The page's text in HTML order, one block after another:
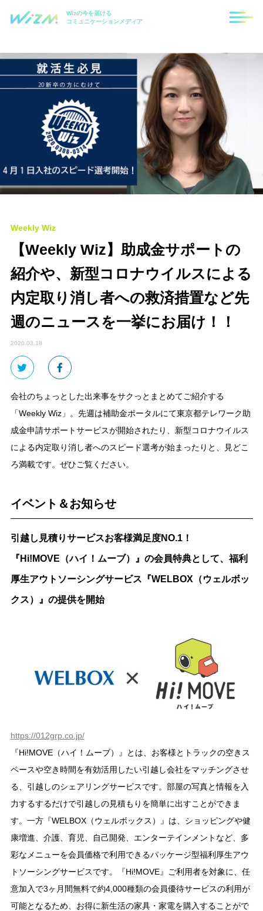
Wizの今を届ける
コミュニケーションメディア
Weekly Wiz
【Weekly Wiz】助成金サポートの
紹介や、新型コロナウイルスによる
内定取り消し者への救済措置など先
週のニュースを一挙にお届け！！
2020.03.18
会社のちょっとした出来事をサクっとまとめてご紹介する
「Weekly Wiz」。先週は補助金ポータルにて東京都テレワーク助
成金申請サポートサービスが開始されたり、新型コロナウイルス
による内定取り消し者へのスピード選考が始まったりと、見どこ
ろ満載です。ぜひご覧ください。
イベント＆お知らせ
引越し見積りサービスお客様満足度NO.1！
『Hi!MOVE（ハイ！ムーブ）』の会員特典として、福利
厚生アウトソーシングサービス『WELBOX（ウェルボッ
クス）』の提供を開始
https://012grp.co.jp/
『Hi!MOVE（ハイ！ムーブ）』とは、お客様とトラックの空きス
ペースや空き時間を有効活用したい引越し会社をマッチングさせ
る、引越しのシェアリングサービスです。部屋の写真と情報を入
力するするだけで引越しの見積もりを簡単に出すことができま
す。一方『WELBOX（ウェルボックス）』は、ショッピングや健
康増進、介護、育児、自己開発、エンターテインメントなど、多
彩なメニューを会員価格で利用できるパッケージ型福利厚生アウ
トソーシングサービスです。『Hi!MOVE』ご利用者を対象に、任
意加入で3ヶ月間無料で約4,000種類の会員優待サービスの利用が
可能となるため、お得に新生活の家具・家電を購入することがで